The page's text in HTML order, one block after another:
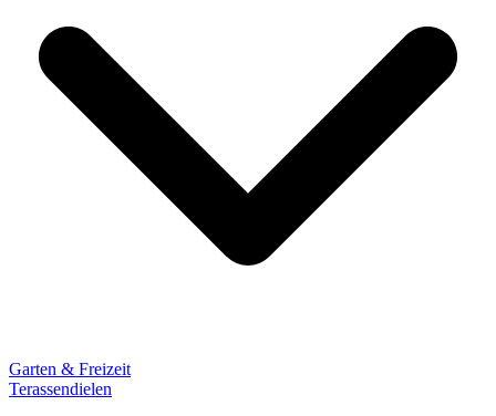
Garten & Freizeit
Terassendielen